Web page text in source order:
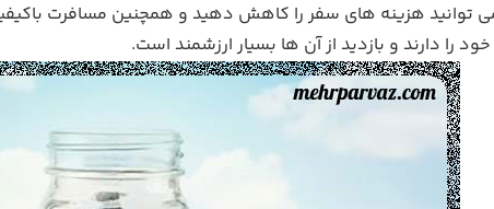
توانید هزینه های سفر را کاهش دهید و همچنین مسافرت
را دارند و بازدید از آن ها بسیار ارزشمند است.